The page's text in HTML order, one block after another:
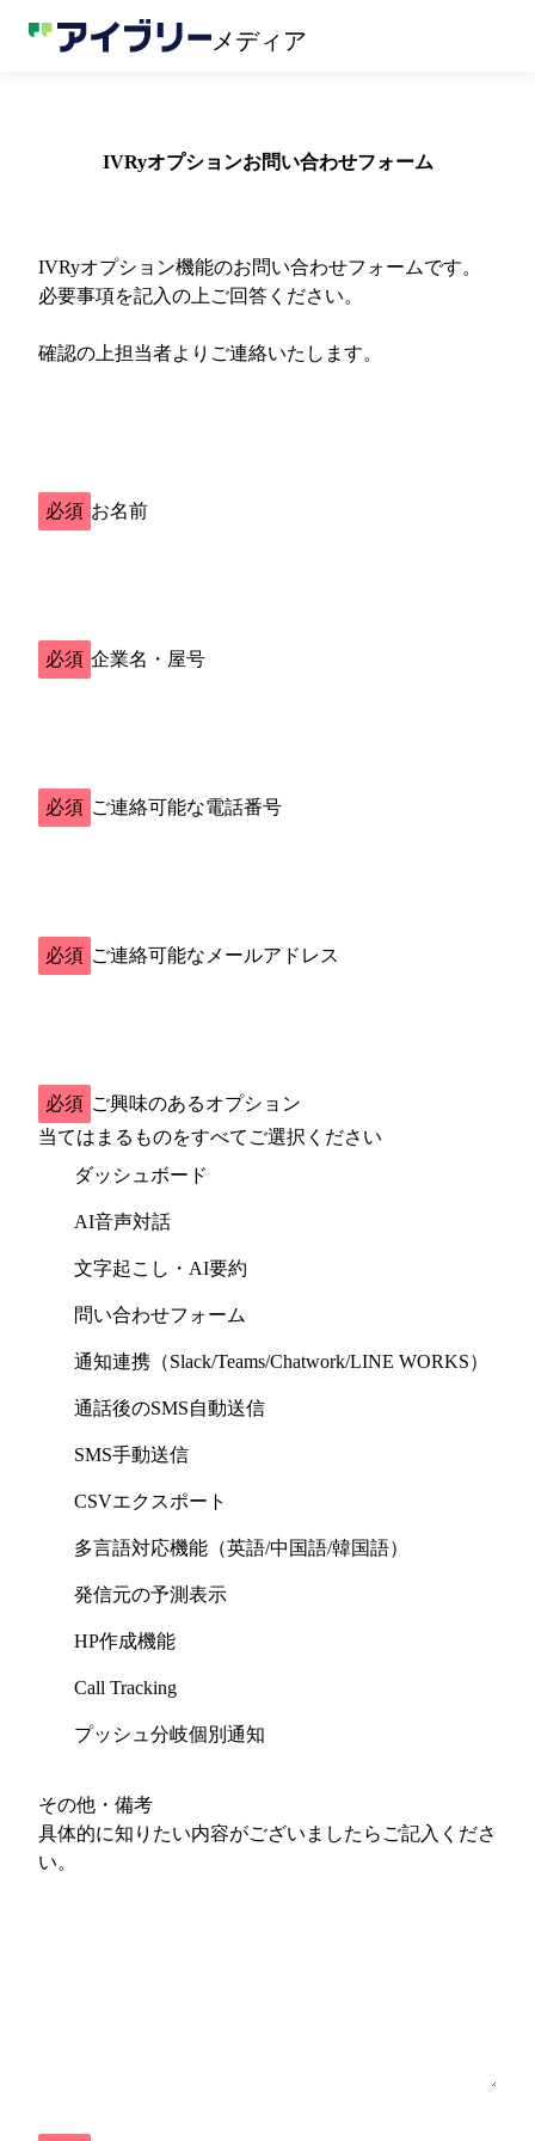
メディア
IVRyオプションお問い合わせフォーム
IVRyオプション機能のお問い合わせフォームです。
必要事項を記入の上ご回答ください。
確認の上担当者よりご連絡いたします。
必須 お名前
必須 企業名・屋号
必須 ご連絡可能な電話番号
必須 ご連絡可能なメールアドレス
必須 ご興味のあるオプション
当てはまるものをすべてご選択ください
ダッシュボード
AI音声対話
文字起こし・AI要約
問い合わせフォーム
通知連携（Slack/Teams/Chatwork/LINE WORKS）
通話後のSMS自動送信
SMS手動送信
CSVエクスポート
多言語対応機能（英語/中国語/韓国語）
発信元の予測表示
HP作成機能
Call Tracking
プッシュ分岐個別通知
その他・備考
具体的に知りたい内容がございましたらご記入くださ
い。